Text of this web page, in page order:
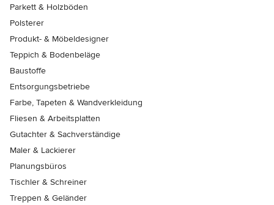
Parkett & Holzböden
Polsterer
Produkt- & Möbeldesigner
Teppich & Bodenbeläge
Baustoffe
Entsorgungsbetriebe
Farbe, Tapeten & Wandverkleidung
Fliesen & Arbeitsplatten
Gutachter & Sachverständige
Maler & Lackierer
Planungsbüros
Tischler & Schreiner
Treppen & Geländer